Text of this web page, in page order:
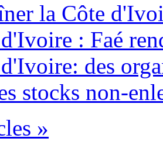
la Côte
: Faé
des
stocks non-
»